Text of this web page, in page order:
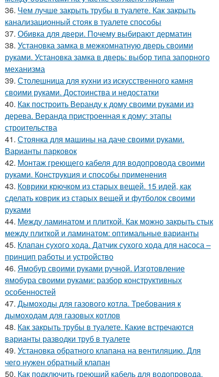
36. Чем лучше закрыть трубы в туалете. Как закрыть
канализационный стояк в туалете способы
37. Обивка для двери. Почему выбирают дерматин
38. Установка замка в межкомнатную дверь своими
руками. Установка замка в дверь: выбор типа запорного
механизма
39. Столешница для кухни из искусственного камня
своими руками. Достоинства и недостатки
40. Как построить Веранду к дому своими руками из
дерева. Веранда пристроенная к дому: этапы
строительства
41. Стоянка для машины на даче своими руками.
Варианты парковок
42. Монтаж греющего кабеля для водопровода своими
руками. Конструкция и способы применения
43. Коврики крючком из старых вещей. 15 идей, как
сделать коврик из старых вещей и футболок своими
руками
44. Между ламинатом и плиткой. Как можно закрыть стык
между плиткой и ламинатом: оптимальные варианты
45. Клапан сухого хода. Датчик сухого хода для насоса –
принцип работы и устройство
46. Ямобур своими руками ручной. Изготовление
ямобура своими руками: разбор конструктивных
особенностей
47. Дымоходы для газового котла. Требования к
дымоходам для газовых котлов
48. Как закрыть трубы в туалете. Какие встречаются
варианты разводки труб в туалете
49. Установка обратного клапана на вентиляцию. Для
чего нужен обратный клапан
50. Как подключить греющий кабель для водопровода.